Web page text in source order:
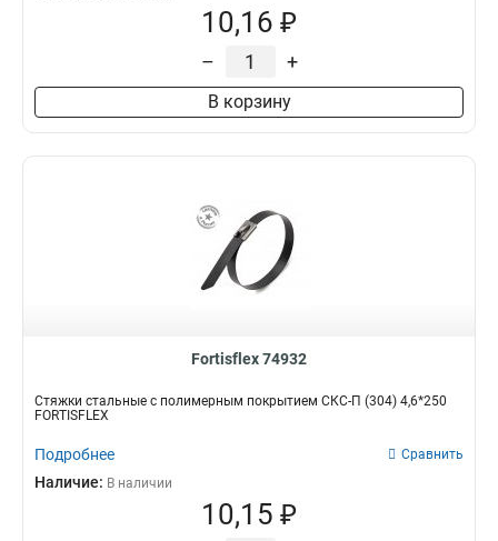
10,16 ₽
– +
В корзину
Fortisflex 74932
Стяжки стальные с полимерным покрытием СКС-П (304) 4,6*250
FORTISFLEX
Подробнее Сравнить
Наличие: В наличии
10,15 ₽